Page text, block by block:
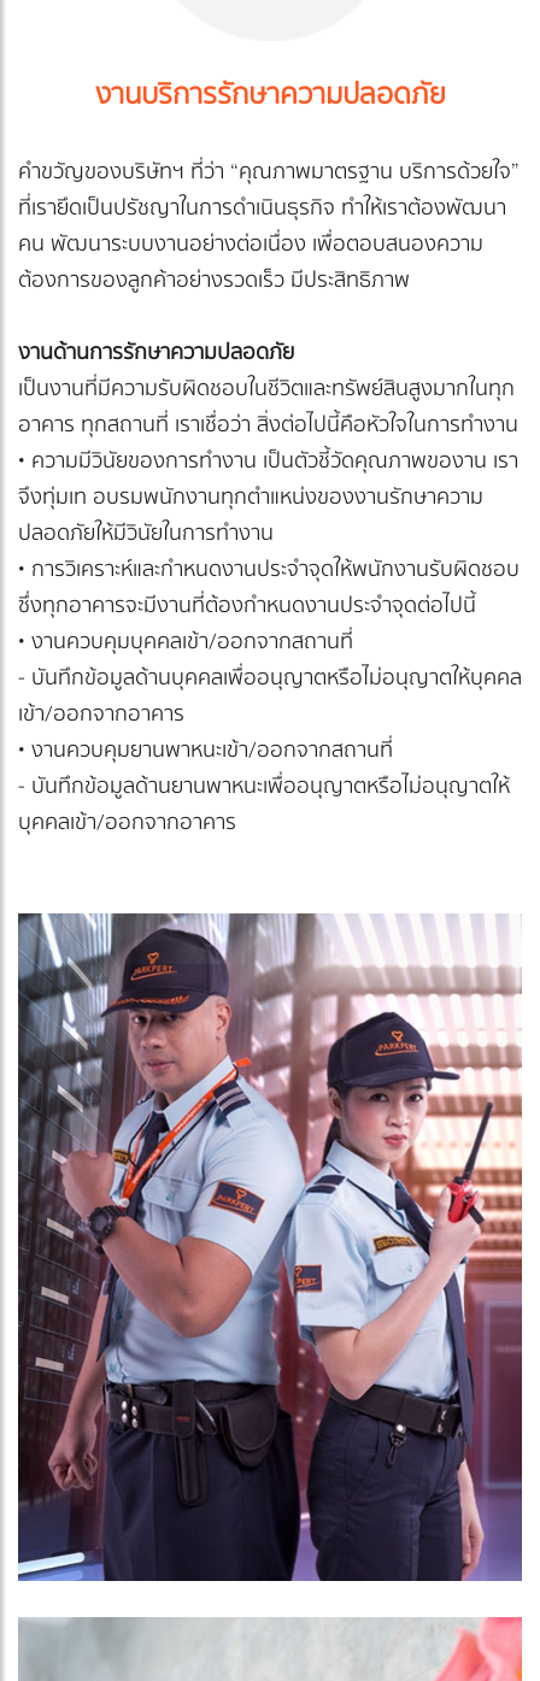
งานบริการรักษาความปลอดภัย
คำขวัญของบริษัทฯ ที่ว่า “คุณภาพมาตรฐาน บริการด้วยใจ”
ที่เรายึดเป็นปรัชญาในการดำเนินธุรกิจ ทำให้เราต้องพัฒนา
คน พัฒนาระบบงานอย่างต่อเนื่อง เพื่อตอบสนองความ
ต้องการของลูกค้าอย่างรวดเร็ว มีประสิทธิภาพ
งานด้านการรักษาความปลอดภัย
เป็นงานที่มีความรับผิดชอบในชีวิตและทรัพย์สินสูงมากในทุก
อาคาร ทุกสถานที่ เราเชื่อว่า สิ่งต่อไปนี้คือหัวใจในการทำงาน
• ความมีวินัยของการทำงาน เป็นตัวชี้วัดคุณภาพของาน เรา
จึงทุ่มเท อบรมพนักงานทุกตำแหน่งของงานรักษาความ
ปลอดภัยให้มีวินัยในการทำงาน
• การวิเคราะห์และกำหนดงานประจำจุดให้พนักงานรับผิดชอบ
ซึ่งทุกอาคารจะมีงานที่ต้องกำหนดงานประจำจุดต่อไปนี้
• งานควบคุมบุคคลเข้า/ออกจากสถานที่
- บันทึกข้อมูลด้านบุคคลเพื่ออนุญาตหรือไม่อนุญาตให้บุคคล
เข้า/ออกจากอาคาร
• งานควบคุมยานพาหนะเข้า/ออกจากสถานที่
- บันทึกข้อมูลด้านยานพาหนะเพื่ออนุญาตหรือไม่อนุญาตให้
บุคคลเข้า/ออกจากอาคาร